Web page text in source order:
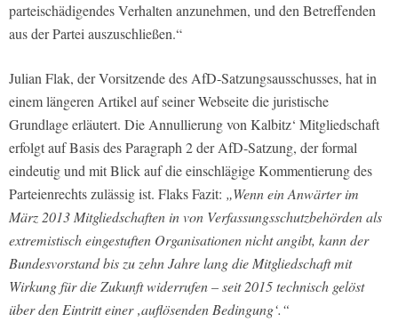
parteischädigendes Verhalten anzunehmen, und den Betreffenden
aus der Partei auszuschließen.“
Julian Flak, der Vorsitzende des AfD-Satzungsausschusses, hat in
einem längeren Artikel auf seiner Webseite die juristische
Grundlage erläutert. Die Annullierung von Kalbitz‘ Mitgliedschaft
erfolgt auf Basis des Paragraph 2 der AfD-Satzung, der formal
eindeutig und mit Blick auf die einschlägige Kommentierung des
Parteienrechts zulässig ist. Flaks Fazit: „Wenn ein Anwärter im
März 2013 Mitgliedschaften in von Verfassungsschutzbehörden als
extremistisch eingestuften Organisationen nicht angibt, kann der
Bundesvorstand bis zu zehn Jahre lang die Mitgliedschaft mit
Wirkung für die Zukunft widerrufen – seit 2015 technisch gelöst
über den Eintritt einer ‚auflösenden Bedingung‘.“